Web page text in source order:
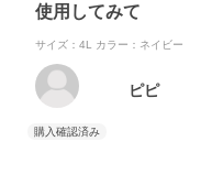
使用してみて
サイズ：4L カラー：ネイビー
ピピ